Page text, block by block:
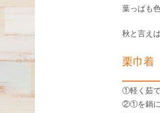
葉っぱも
秋と言え
栗巾着
①軽く茹で
②①を鍋に